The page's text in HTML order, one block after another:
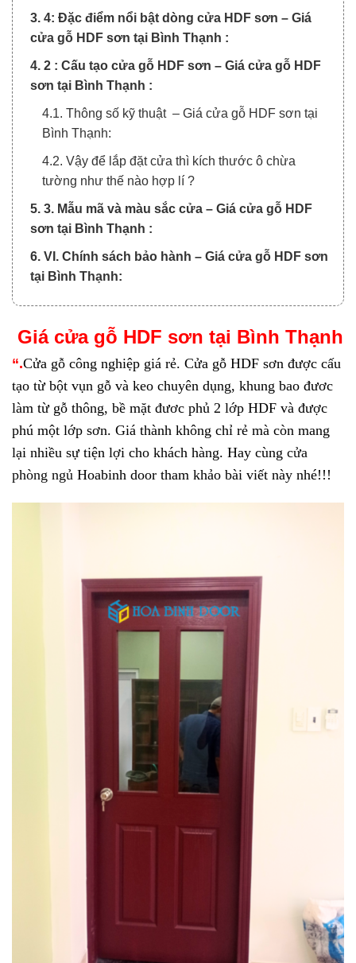
3. 4: Đặc điểm nổi bật dòng cửa HDF sơn – Giá
cửa gỗ HDF sơn tại Bình Thạnh :
4. 2 : Cấu tạo cửa gỗ HDF sơn – Giá cửa gỗ HDF
sơn tại Bình Thạnh :
4.1. Thông số kỹ thuật – Giá cửa gỗ HDF sơn tại
Bình Thạnh:
4.2. Vậy để lắp đặt cửa thì kích thước ô chừa
tường như thế nào hợp lí ?
5. 3. Mẫu mã và màu sắc cửa – Giá cửa gỗ HDF
sơn tại Bình Thạnh :
6. VI. Chính sách bảo hành – Giá cửa gỗ HDF sơn
tại Bình Thạnh:
Giá cửa gỗ HDF sơn tại Bình Thạnh
“.Cửa gỗ công nghiệp giá rẻ. Cửa gỗ HDF sơn được cấu
tạo từ bột vụn gỗ và keo chuyên dụng, khung bao đươc
làm từ gỗ thông, bề mặt đươc phủ 2 lớp HDF và được
phú một lớp sơn. Giá thành không chỉ rẻ mà còn mang
lại nhiều sự tiện lợi cho khách hàng. Hay cùng cửa
phòng ngủ Hoabinh door tham khảo bài viết này nhé!!!